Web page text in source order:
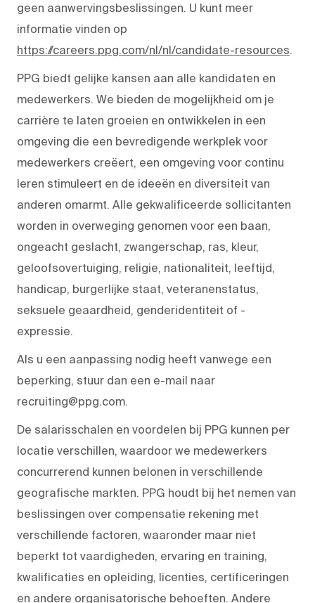
geen aanwervingsbeslissingen. U kunt meer
informatie vinden op
https://careers.ppg.com/nl/nl/candidate-resources.
PPG biedt gelijke kansen aan alle kandidaten en
medewerkers. We bieden de mogelijkheid om je
carrière te laten groeien en ontwikkelen in een
omgeving die een bevredigende werkplek voor
medewerkers creëert, een omgeving voor continu
leren stimuleert en de ideeën en diversiteit van
anderen omarmt. Alle gekwalificeerde sollicitanten
worden in overweging genomen voor een baan,
ongeacht geslacht, zwangerschap, ras, kleur,
geloofsovertuiging, religie, nationaliteit, leeftijd,
handicap, burgerlijke staat, veteranenstatus,
seksuele geaardheid, genderidentiteit of -
expressie.
Als u een aanpassing nodig heeft vanwege een
beperking, stuur dan een e-mail naar
recruiting@ppg.com.
De salarisschalen en voordelen bij PPG kunnen per
locatie verschillen, waardoor we medewerkers
concurrerend kunnen belonen in verschillende
geografische markten. PPG houdt bij het nemen van
beslissingen over compensatie rekening met
verschillende factoren, waaronder maar niet
beperkt tot vaardigheden, ervaring en training,
kwalificaties en opleiding, licenties, certificeringen
en andere organisatorische behoeften. Andere